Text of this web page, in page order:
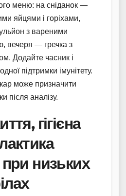
меню: на сніданок —
яйцями і горіхами,
з вареними
вечеря — гречка з
Додайте часник і
підтримки імунітету.
може призначити
після аналізу.
гігієна
при низьких